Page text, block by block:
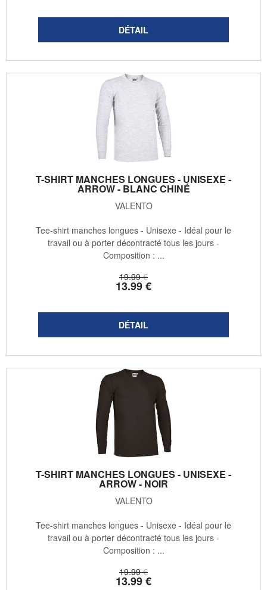
T-SHIRT MANCHES LONGUES - UNISEXE -
ARROW - BLANC CHINÉ
VALENTO
19.99 €
13.99€
Tee-shirt manches longues - Unisexe - Idéal pour le
travail ou à porter décontracté tous les jours -
Composition : ...
T-SHIRT MANCHES LONGUES - UNISEXE -
ARROW - NOIR
VALENTO
19.99 €
13.99€
Tee-shirt manches longues - Unisexe - Idéal pour le
travail ou à porter décontracté tous les jours -
Composition : ...